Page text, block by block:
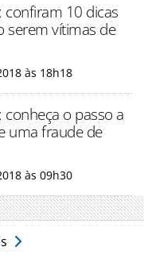
confiram 10 dicas
serem vítimas de
às 18h18
conheça o passo a
uma fraude de
às 09h30